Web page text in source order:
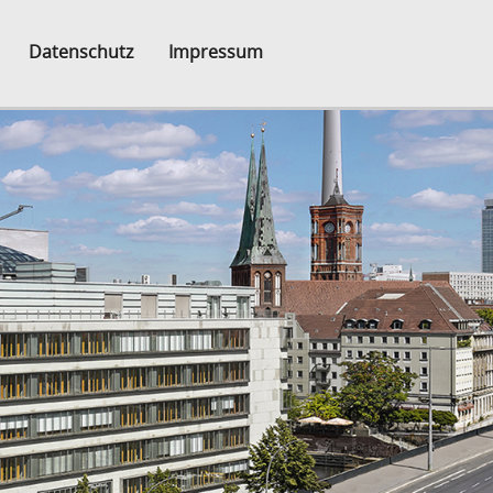
Datenschutz Impressum